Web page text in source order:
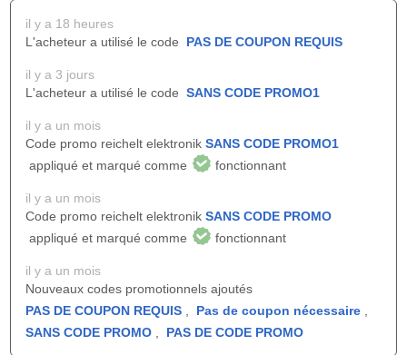
il y a 18 heures
L'acheteur a utilisé le code PAS DE COUPON REQUIS
il y a 3 jours
L'acheteur a utilisé le code SANS CODE PROMO1
il y a un mois
Code promo reichelt elektronik SANS CODE PROMO1
appliqué et marqué comme
fonctionnant
il y a un mois
Code promo reichelt elektronik SANS CODE PROMO
appliqué et marqué comme
fonctionnant
il y a un mois
Nouveaux codes promotionnels ajoutés
PAS DE COUPON REQUIS
Pas de coupon nécessaire
SANS CODE PROMO
PAS DE CODE PROMO